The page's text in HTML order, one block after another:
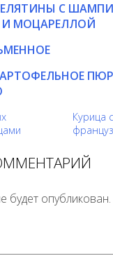
С
МОЦАРЕЛЛОЙ
Курица
будет опубликован.